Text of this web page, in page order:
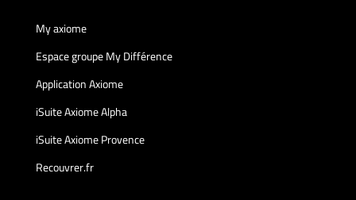
My axiome
Espace groupe My Différence
Application Axiome
iSuite Axiome Alpha
iSuite Axiome Provence
Recouvrer.fr